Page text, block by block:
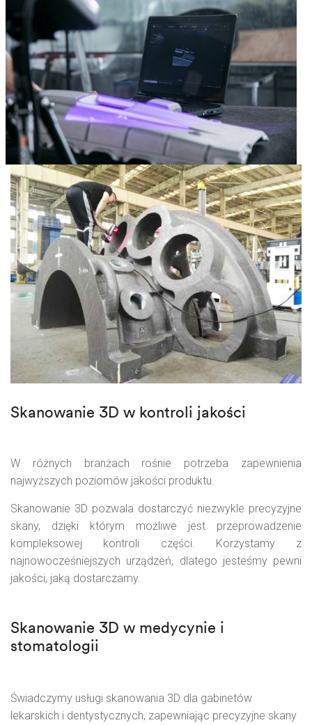
Skanowanie 3D w kontroli jakości
W różnych branżach rośnie potrzeba zapewnienia
najwyższych poziomów jakości produktu.
Skanowanie 3D pozwala dostarczyć niezwykle precyzyjne
skany, dzięki którym możliwe jest przeprowadzenie
kompleksowej kontroli części. Korzystamy z
najnowocześniejszych urządzeń, dlatego jesteśmy pewni
jakości, jaką dostarczamy.
Skanowanie 3D w medycynie i
stomatologii
Świadczymy usługi skanowania 3D dla gabinetów
lekarskich i dentystycznych, zapewniając precyzyjne skany